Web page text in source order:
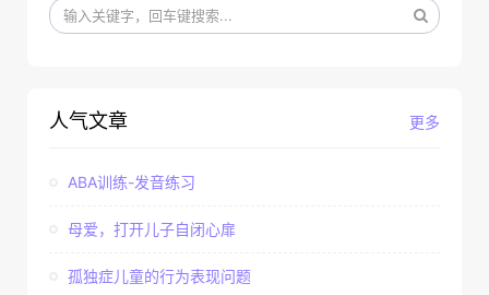
更多
人气文章
ABA训练-发音练习
母爱，打开儿子自闭心扉
孤独症儿童的行为表现问题